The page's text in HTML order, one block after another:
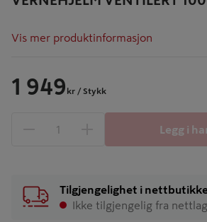
Vis mer produktinformasjon
1 949 kr / Stykk
1 produkter
Legg i
Tilgjengelighet i
Ikke tilgjengelig fra